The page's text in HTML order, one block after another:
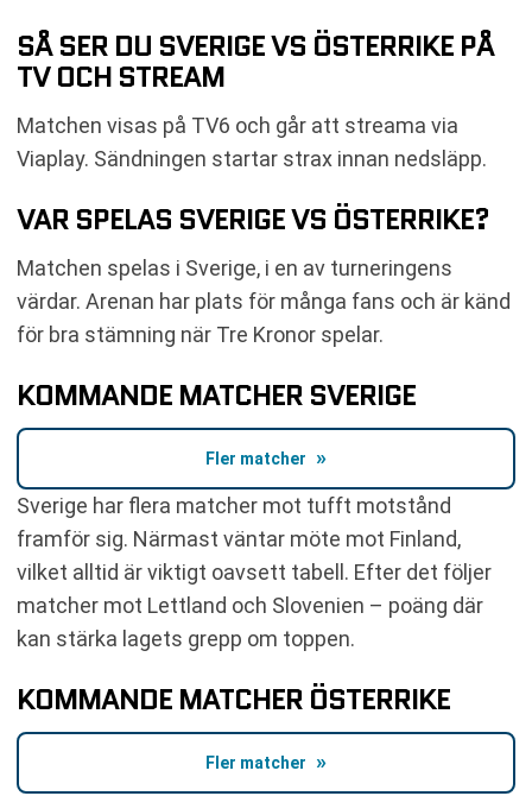
SÅ SER DU SVERIGE VS ÖSTERRIKE PÅ
TV OCH STREAM
Matchen visas på TV6 och går att streama via
Viaplay. Sändningen startar strax innan nedsläpp.
VAR SPELAS SVERIGE VS ÖSTERRIKE?
Matchen spelas i Sverige, i en av turneringens
värdar. Arenan har plats för många fans och är känd
för bra stämning när Tre Kronor spelar.
KOMMANDE MATCHER SVERIGE
Fler matcher
Sverige har flera matcher mot tufft motstånd
framför sig. Närmast väntar möte mot Finland,
vilket alltid är viktigt oavsett tabell. Efter det följer
matcher mot Lettland och Slovenien – poäng där
kan stärka lagets grepp om toppen.
KOMMANDE MATCHER ÖSTERRIKE
Fler matcher